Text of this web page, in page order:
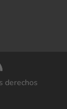
derechos